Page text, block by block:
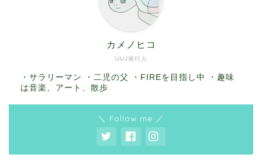
UUJ発行人
カメノヒコ
・サラリーマン ・二児の父 ・FIREを目指し中 ・趣味
は音楽、アート、散歩
＼ Follow me ／